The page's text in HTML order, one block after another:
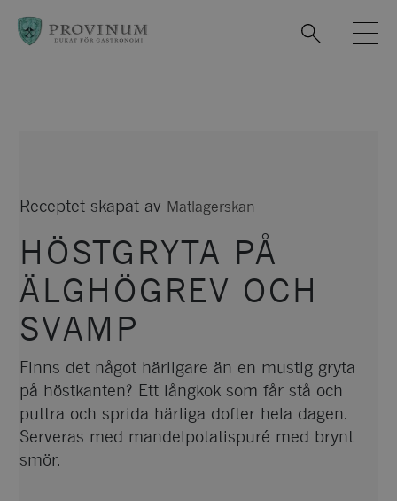
Denna
Receptet skapat av Matlagerskan
HÖSTGRYTA PÅ
ÄLGHÖGREV OCH
SVAMP
Finns det något härligare än en mustig gryta
på höstkanten? Ett långkok som får stå och
puttra och sprida härliga dofter hela dagen.
Serveras med mandelpotatispuré med brynt
smör.